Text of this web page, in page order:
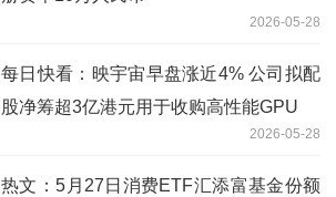
2026-05-28
每日快看：映宇宙早盘涨近4% 公司拟配
股净筹超3亿港元用于收购高性能GPU
2026-05-28
热文：5月27日消费ETF汇添富基金份额